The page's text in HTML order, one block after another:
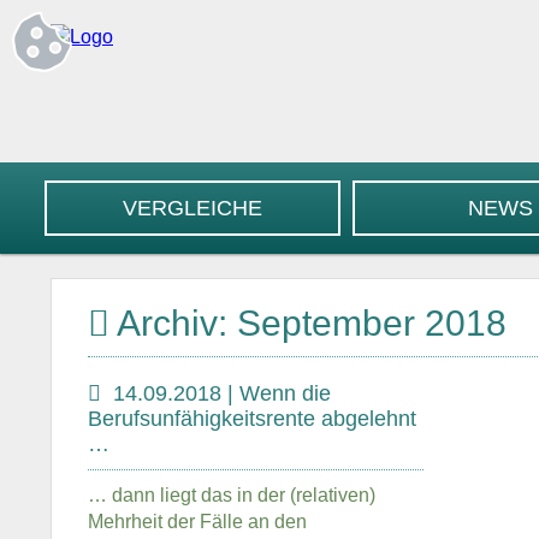
VERGLEICHE NEWS
Archiv: September 2018
14.09.2018 | Wenn die
Berufsunfähigkeitsrente abgelehnt
…
… dann liegt das in der (relativen)
Mehrheit der Fälle an den